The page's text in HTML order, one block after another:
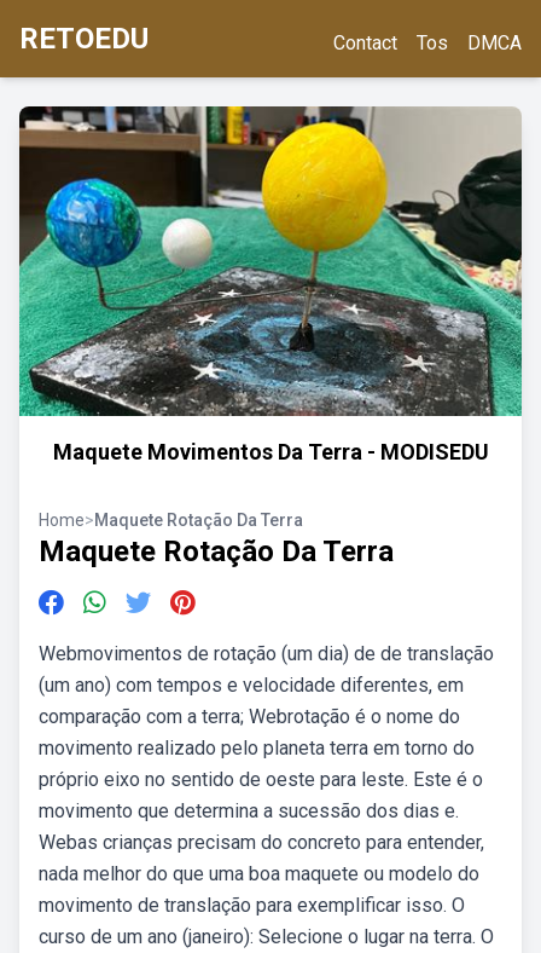
RETOEDU Contact Tos DMCA
Maquete Movimentos Da Terra - MODISEDU
Home>Maquete Rotação Da Terra
Maquete Rotação Da Terra
Webmovimentos de rotação (um dia) de de translação
(um ano) com tempos e velocidade diferentes, em
comparação com a terra; Webrotação é o nome do
movimento realizado pelo planeta terra em torno do
próprio eixo no sentido de oeste para leste. Este é o
movimento que determina a sucessão dos dias e.
Webas crianças precisam do concreto para entender,
nada melhor do que uma boa maquete ou modelo do
movimento de translação para exemplificar isso. O
curso de um ano (janeiro): Selecione o lugar na terra. O